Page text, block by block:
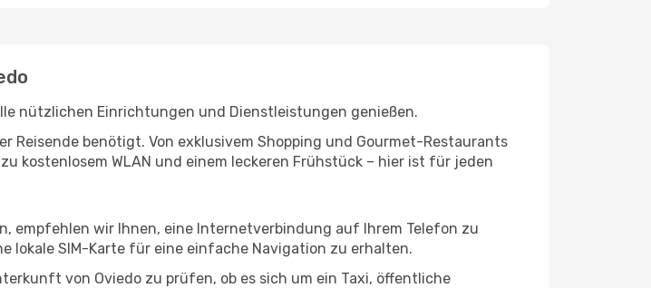
nützlichen Einrichtungen und Dienstleistungen genießen.
Reisende benötigt. Von exklusivem Shopping und Gourmet-Restaurants
kostenlosem WLAN und einem leckeren Frühstück – hier ist für jeden
empfehlen wir Ihnen, eine Internetverbindung auf Ihrem Telefon zu
lokale SIM-Karte für eine einfache Navigation zu erhalten.
von Oviedo zu prüfen, ob es sich um ein Taxi, öffentliche